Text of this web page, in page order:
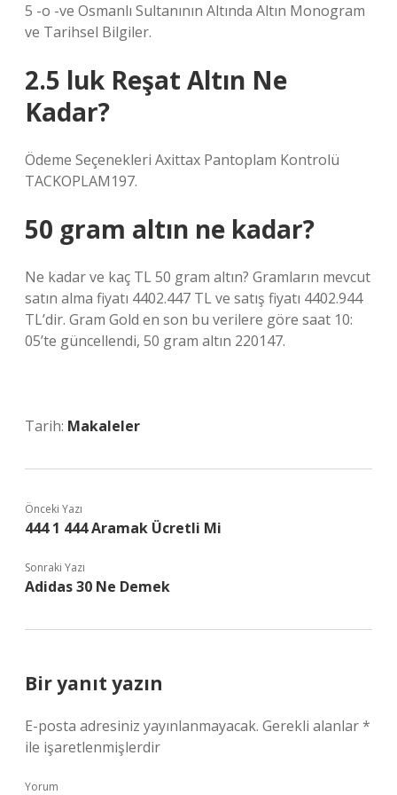
5 -o -ve Osmanlı Sultanının Altında Altın Monogram
ve Tarihsel Bilgiler.
2.5 luk Reşat Altın Ne
Kadar?
Ödeme Seçenekleri Axittax Pantoplam Kontrolü
TACKOPLAM197.
50 gram altın ne kadar?
Ne kadar ve kaç TL 50 gram altın? Gramların mevcut
satın alma fiyatı 4402.447 TL ve satış fiyatı 4402.944
TL’dir. Gram Gold en son bu verilere göre saat 10:
05’te güncellendi, 50 gram altın 220147.
Tarih: Makaleler
Önceki Yazı
444 1 444 Aramak Ücretli Mi
Sonraki Yazı
Adidas 30 Ne Demek
Bir yanıt yazın
E-posta adresiniz yayınlanmayacak. Gerekli alanlar*
ile işaretlenmişlerdir
Yorum